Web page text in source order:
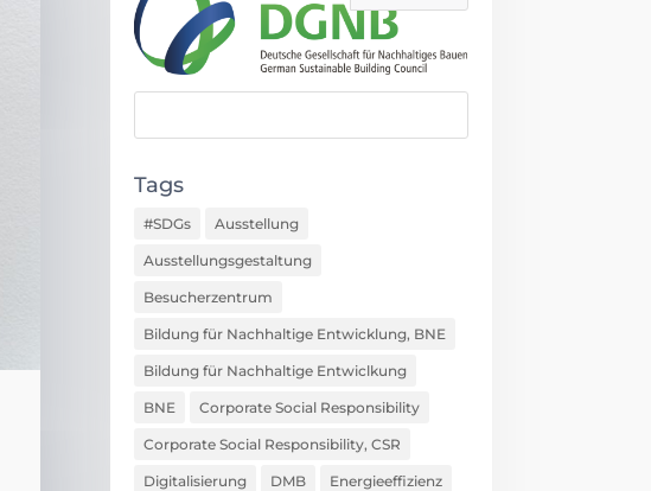
Tags
#SDGs Ausstellung
Ausstellungsgestaltung
Besucherzentrum
Bildung für Nachhaltige Entwicklung, BNE
Bildung für Nachhaltige Entwiclkung
BNE Corporate Social Responsibility
Corporate Social Responsibility, CSR
Digitalisierung DMB Energieeffizienz